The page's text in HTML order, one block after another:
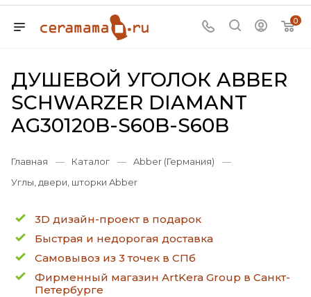
0
ДУШЕВОЙ УГОЛОК ABBER
SCHWARZER DIAMANT
AG30120B-S60B-S60B
Главная — Каталог — Abber (Германия)
—
Углы, двери, шторки Abber
3D дизайн-проект в подарок
Быстрая и недорогая доставка
Самовывоз из 3 точек в СПб
Фирменный магазин ArtKera Group в Санкт-
Петербурге